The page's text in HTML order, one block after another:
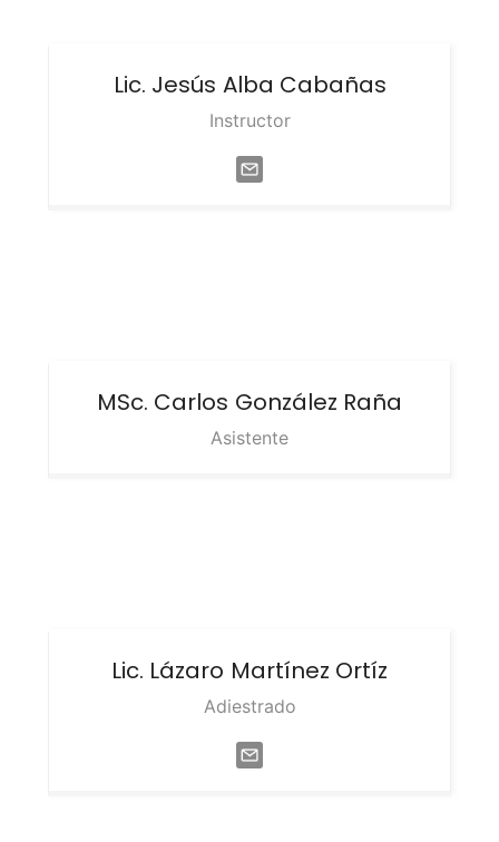
Lic. Jesús Alba Cabañas
Instructor
MSc. Carlos González Raña
Asistente
Lic. Lázaro Martínez Ortíz
Adiestrado